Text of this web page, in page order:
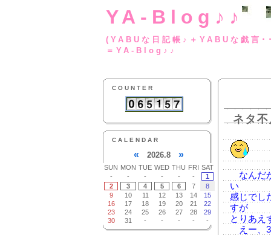
YA-Blog♪♪
(YABUな日記帳♪
＝YA-Blog♪♪
COUNTER
CALENDAR
« 2026.8 »
SUN MON TUE WED THU FRI SAT
-
- - - - -
1
2
3 4 5 6 7
8
9
10 11 12 13 14
15
16
17 18 19 20 21
22
23
24 25 26 27 28
29
30
31 - - - - -
ネタ
なんだ
い
感じでし
すが
とりあえ
えー、